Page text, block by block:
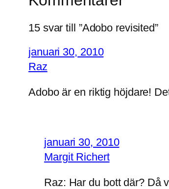
15 svar till ”Adobo revisited”
januari 30, 2010
Raz
Adobo är en riktig höjdare!
januari 30, 2010
Margit Richert
Raz: Har du bott där? Då